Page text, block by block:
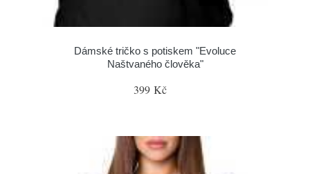
Dámské tričko s potiskem "Evoluce
Naštvaného člověka"
399 Kč